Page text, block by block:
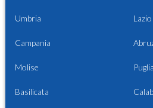
Umbria Lazio
Campania
Molise Puglia
Basilicata